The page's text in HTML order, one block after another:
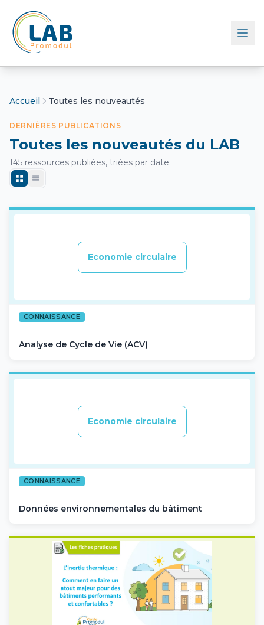
Retour à l'accueil
Accueil Toutes les nouveautés
DERNIÈRES PUBLICATIONS
Toutes les nouveautés du LAB
145 ressources publiées, triées par date.
Economie circulaire
CONNAISSANCE
Analyse de Cycle de Vie (ACV)
Economie circulaire
CONNAISSANCE
Données environnementales du bâtiment